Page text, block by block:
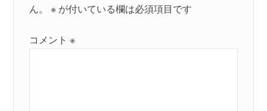
ん。
※ が付いている欄は必須項目です
コメント※